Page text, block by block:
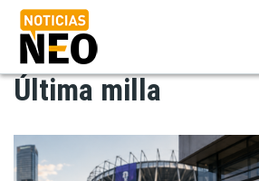
Pasar
contenido
principal
Última milla